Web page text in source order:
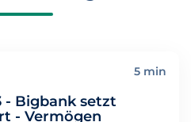
5 min
- Bigbank setzt
- Vermögen